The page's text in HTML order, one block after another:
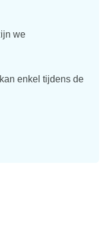
we
enkel tijdens de